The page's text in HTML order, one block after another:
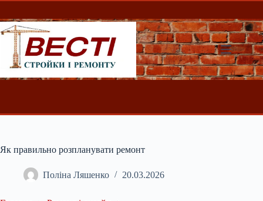
Перейти
вмісту
Як правильно розпланувати ремонт
Поліна Ляшенко 20.03.2026